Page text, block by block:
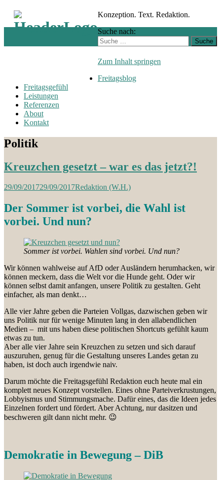
Konzeption. Text. Redaktion.
Suche nach:
Zum Inhalt springen
Freitagsblog
Freitagsgefühl
Leistungen
Referenzen
About
Kontakt
Politik
Kreuzchen gesetzt – war es das jetzt?!
29/09/201729/09/2017Redaktion (W.H.)
Der Sommer ist vorbei, die Wahl ist
vorbei. Und nun?
Sommer ist vorbei. Wahlen sind vorbei. Und nun?
Wir können wahlweise auf AfD oder Ausländern herumhacken, wir
können meckern, dass die Welt vor die Hunde geht. Oder wir
können selbst damit anfangen, unsere Politik zu gestalten. Geht
einfacher, als man denkt…
Alle vier Jahre geben die Parteien Vollgas, dazwischen geben wir
uns Politik nur für wenige Minuten lang in den allabendlichen
Medien – mit uns haben diese politischen Shortcuts gefühlt kaum
etwas zu tun.
Aber alle vier Jahre sein Kreuzchen zu setzen und sich darauf
auszuruhen, genug für die Gestaltung unseres Landes getan zu
haben, ist doch auch irgendwie naiv.
Darum möchte die Freitagsgefühl Redaktion euch heute mal ein
komplett neues Konzept vorstellen. Eines ohne Parteiverkrustungen,
Lobbyismus und Stimmungsmache. Dafür eines, das die Ideen jedes
Einzelnen fordert und fördert. Aber Achtung, nur dasitzen und
beschweren gilt dann nicht mehr. 😉
Demokratie in Bewegung – DiB